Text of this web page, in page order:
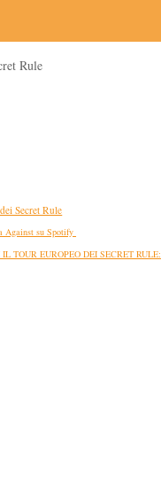
Rule
Secret Rule
Against su Spotify
IL TOUR EUROPEO DEI SECRET RULE: